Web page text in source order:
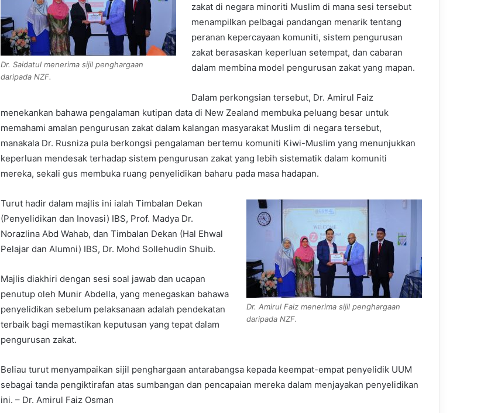
Dr. Saidatul menerima sijil penghargaan
daripada NZF.
zakat di negara minoriti Muslim di mana sesi tersebut
menampilkan pelbagai pandangan menarik tentang
peranan kepercayaan komuniti, sistem pengurusan
zakat berasaskan keperluan setempat, dan cabaran
dalam membina model pengurusan zakat yang mapan.
Dalam perkongsian tersebut, Dr. Amirul Faiz
menekankan bahawa pengalaman kutipan data di New Zealand membuka peluang besar untuk
memahami amalan pengurusan zakat dalam kalangan masyarakat Muslim di negara tersebut,
manakala Dr. Rusniza pula berkongsi pengalaman bertemu komuniti Kiwi-Muslim yang menunjukkan
keperluan mendesak terhadap sistem pengurusan zakat yang lebih sistematik dalam komuniti
mereka, sekali gus membuka ruang penyelidikan baharu pada masa hadapan.
Dr. Amirul Faiz menerima sijil penghargaan
daripada NZF.
Turut hadir dalam majlis ini ialah Timbalan Dekan
(Penyelidikan dan Inovasi) IBS, Prof. Madya Dr.
Norazlina Abd Wahab, dan Timbalan Dekan (Hal Ehwal
Pelajar dan Alumni) IBS, Dr. Mohd Sollehudin Shuib.
Majlis diakhiri dengan sesi soal jawab dan ucapan
penutup oleh Munir Abdella, yang menegaskan bahawa
penyelidikan sebelum pelaksanaan adalah pendekatan
terbaik bagi memastikan keputusan yang tepat dalam
pengurusan zakat.
Beliau turut menyampaikan sijil penghargaan antarabangsa kepada keempat-empat penyelidik UUM
sebagai tanda pengiktirafan atas sumbangan dan pencapaian mereka dalam menjayakan penyelidikan
ini. – Dr. Amirul Faiz Osman